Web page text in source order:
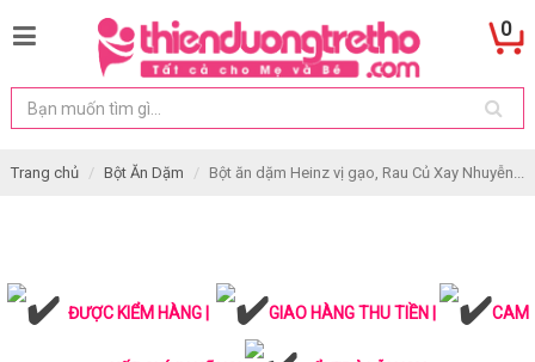
0
Trang chủ Bột Ăn Dặm Bột ăn dặm Heinz vị gạo, Rau Củ Xay Nhuyễn...
ĐƯỢC KIỂM HÀNG | GIAO HÀNG THU TIỀN | CAM